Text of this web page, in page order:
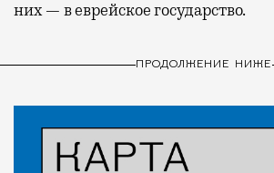
них — в еврейское государство.
ПРОДОЛЖЕНИЕ НИЖЕ